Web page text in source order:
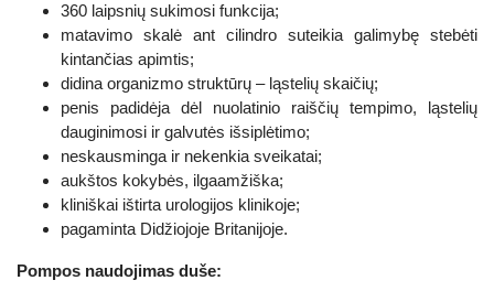
360 laipsnių sukimosi funkcija;
matavimo skalė ant cilindro suteikia galimybę stebėti
kintančias apimtis;
didina organizmo struktūrų – ląstelių skaičių;
penis padidėja dėl nuolatinio raiščių tempimo, ląstelių
dauginimosi ir galvutės išsiplėtimo;
neskausminga ir nekenkia sveikatai;
aukštos kokybės, ilgaamžiška;
kliniškai ištirta urologijos klinikoje;
pagaminta Didžiojoje Britanijoje.
Pompos naudojimas duše: